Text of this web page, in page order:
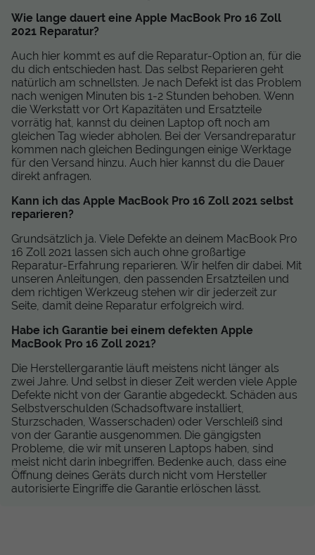
Wie lange dauert eine Apple MacBook Pro 16 Zoll
2021 Reparatur?
Auch hier kommt es auf die Reparatur-Option an, für die
du dich entschieden hast. Das selbst Reparieren geht
natürlich am schnellsten. Je nach Defekt ist das Problem
nach wenigen Minuten bis 1-2 Stunden behoben. Wenn
die Werkstatt vor Ort Kapazitäten und Ersatzteile
vorrätig hat, kannst du deinen Laptop oft noch am
gleichen Tag wieder abholen. Bei der Versandreparatur
kommen nach gleichen Bedingungen einige Werktage
für den Versand hinzu. Auch hier kannst du die Dauer
direkt anfragen.
Kann ich das Apple MacBook Pro 16 Zoll 2021 selbst
reparieren?
Grundsätzlich ja. Viele Defekte an deinem MacBook Pro
16 Zoll 2021 lassen sich auch ohne großartige
Reparatur-Erfahrung reparieren. Wir helfen dir dabei. Mit
unseren Anleitungen, den passenden Ersatzteilen und
dem richtigen Werkzeug stehen wir dir jederzeit zur
Seite, damit deine Reparatur erfolgreich wird.
Habe ich Garantie bei einem defekten Apple
MacBook Pro 16 Zoll 2021?
Die Herstellergarantie läuft meistens nicht länger als
zwei Jahre. Und selbst in dieser Zeit werden viele Apple
Defekte nicht von der Garantie abgedeckt. Schäden aus
Selbstverschulden (Schadsoftware installiert,
Sturzschaden, Wasserschaden) oder Verschleiß sind
von der Garantie ausgenommen. Die gängigsten
Probleme, die wir mit unseren Laptops haben, sind
meist nicht darin inbegriffen. Bedenke auch, dass eine
Öffnung deines Geräts durch nicht vom Hersteller
autorisierte Eingriffe die Garantie erlöschen lässt.